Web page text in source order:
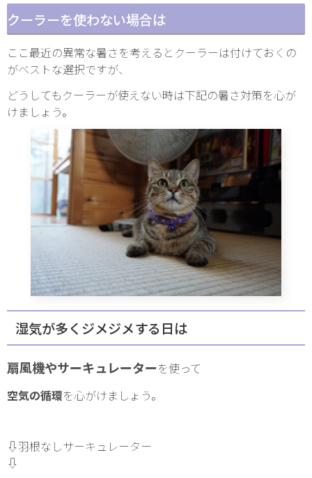
クーラーを使わない場合は
ここ最近の異常な暑さを考えるとクーラーは付けておくの
がベストな選択ですが、
どうしてもクーラーが使えない時は下記の暑さ対策を心が
けましょう。
湿気が多くジメジメする日は
扇風機やサーキュレーターを使って
空気の循環を心がけましょう。
⇩羽根なしサーキュレーター
⇩